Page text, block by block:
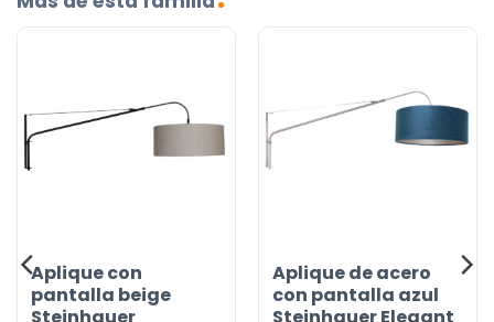
Aplique con
pantalla beige
Steinhauer
Aplique de acero
con pantalla azul
Steinhauer Elegant